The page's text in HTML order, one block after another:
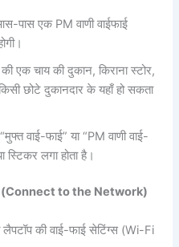
एक PM वाणी वाईफाई
एक चाय की दुकान, किराना स्टोर,
छोटे दुकानदार के यहाँ हो सकता
वाई-फाई” या “PM वाणी वाई-
स्टिकर लगा होता है।
to the Network)
की वाई-फाई सेटिंग्स (Wi-Fi